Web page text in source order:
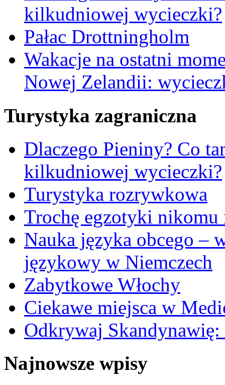
kilkudniowej wycieczki?
Pałac Drottningholm
Wakacje na ostatni
Nowej Zelandii:
Turystyka zagraniczna
Dlaczego Pieniny? Co
kilkudniowej wycieczki?
Turystyka rozrywkowa
Trochę egzotyki nikomu
Nauka języka obcego –
językowy w Niemczech
Zabytkowe Włochy
Ciekawe miejsca w
Odkrywaj
Najnowsze wpisy